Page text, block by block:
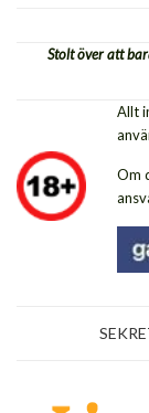
Stolt över att
Allt
Om